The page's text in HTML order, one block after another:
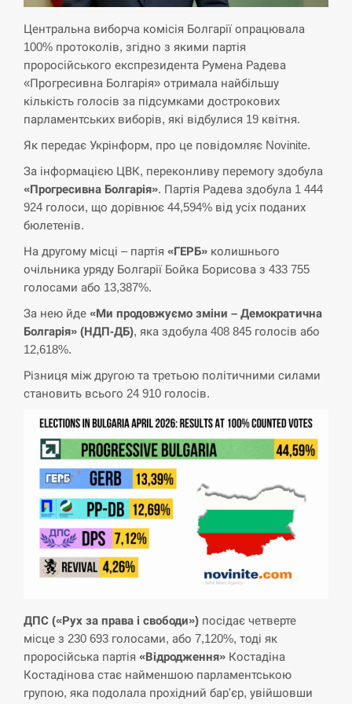
СЕРПЕНЬ
14:53
Экс-послу в США Стефанишиной вручили новое
подозрение и избирают меру…
СЕРПЕНЬ
14:40
Reuters
СЕРПЕНЬ
14:23
Поставки ракет для ПВО сократились втрое,
хотя у партнеров они…
14:10
У Румунії затоплять чотири баржі для
збільшення потоку води до…
СЕРПЕНЬ
13:53
В Москве пожаловались на “кратный рост” атак
дронов Украины
СЕРПЕНЬ
13:40
Біля українського літака в аеропорту Лейпцига
виявили дрон, ймовірно, з…
СЕРПЕНЬ
ответили, как отреагируют на…
СЕРПЕНЬ
13:10
Тайвань проводить найбільші військові
Центральна виборча комісія Болгарії опрацювала
100% протоколів, згідно з якими партія
проросійського експрезидента Румена Радева
«Прогресивна Болгарія» отримала найбільшу
кількість голосів за підсумками дострокових
парламентських виборів, які відбулися 19 квітня.
Як передає Укрінформ, про це повідомляє Novinite.
За інформацією ЦВК, переконливу перемогу здобула
«Прогресивна Болгарія». Партія Радева здобула 1 444
924 голоси, що дорівнює 44,594% від усіх поданих
бюлетенів.
На другому місці – партія «ГЕРБ» колишнього
очільника уряду Болгарії Бойка Борисова з 433 755
голосами або 13,387%.
За нею йде «Ми продовжуємо зміни – Демократична
Болгарія» (НДП-ДБ), яка здобула 408 845 голосів або
12,618%.
Різниця між другою та третьою політичними силами
становить всього 24 910 голосів.
ДПС («Рух за права і свободи») посідає четверте
місце з 230 693 голосами, або 7,120%, тоді як
проросійська партія «Відродження» Костадіна
Костадінова стає найменшою парламентською
групою, яка подолала прохідний бар'єр, увійшовши